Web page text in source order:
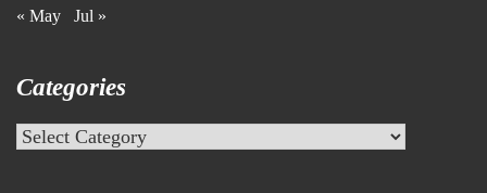
« May Jul »
Categories
Categories